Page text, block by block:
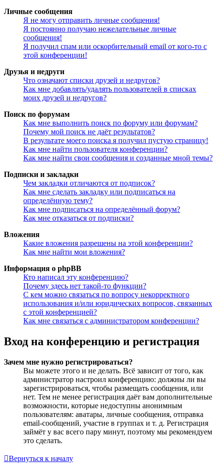
Личные сообщения
Я не могу отправить личные сообщения!
Я постоянно получаю нежелательные личные
сообщения!
Я получил спам или оскорбительный email от кого-то с
этой конференции!
Друзья и недруги
Что означают списки друзей и недругов?
Как мне добавлять/удалять пользователей в списках
моих друзей и недругов?
Поиск по форумам
Как мне выполнить поиск по форуму или форумам?
Почему мой поиск не даёт результатов?
В результате моего поиска я получил пустую страницу!
Как мне найти пользователя конференции?
Как мне найти свои сообщения и созданные мной темы?
Подписки и закладки
Чем закладки отличаются от подписок?
Как мне сделать закладку или подписаться на
определённую тему?
Как мне подписаться на определённый форум?
Как мне отказаться от подписки?
Вложения
Какие вложения разрешены на этой конференции?
Как мне найти мои вложения?
Информация о phpBB
Кто написал эту конференцию?
Почему здесь нет такой-то функции?
С кем можно связаться по вопросу некорректного
использования и/или юридических вопросов, связанных
с этой конференцией?
Как мне связаться с администратором конференции?
Вход на конференцию и регистрация
Зачем мне нужно регистрироваться?
Вы можете этого и не делать. Всё зависит от того, как
администратор настроил конференцию: должны ли вы
зарегистрироваться, чтобы размещать сообщения, или
нет. Тем не менее регистрация даёт вам дополнительные
возможности, которые недоступны анонимным
пользователям: аватары, личные сообщения, отправка
email-сообщений, участие в группах и т. д. Регистрация
займёт у вас всего пару минут, поэтому мы рекомендуем
это сделать.
Вернуться к началу